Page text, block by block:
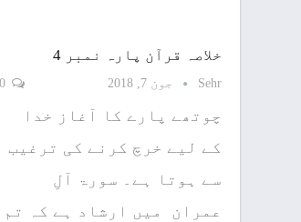
خلاصہ قرآن پارہ نمبر 4
Sehr جون 7, 2018
چوتھے پارے کا آغاز خدا
کے لیے خرچ کرنے کی ترغیب
سے ہوتا ہے۔ سورۃ آلِ
عمران میں ارشاد ہے کہ تم